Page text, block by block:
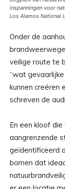
inspanningen voor
Los Alamos National
Onder de
veilige route te
“wat
kunnen creëren
schreven de
En een kloof
aangrenzende
geïdentificeerd
bomen dat